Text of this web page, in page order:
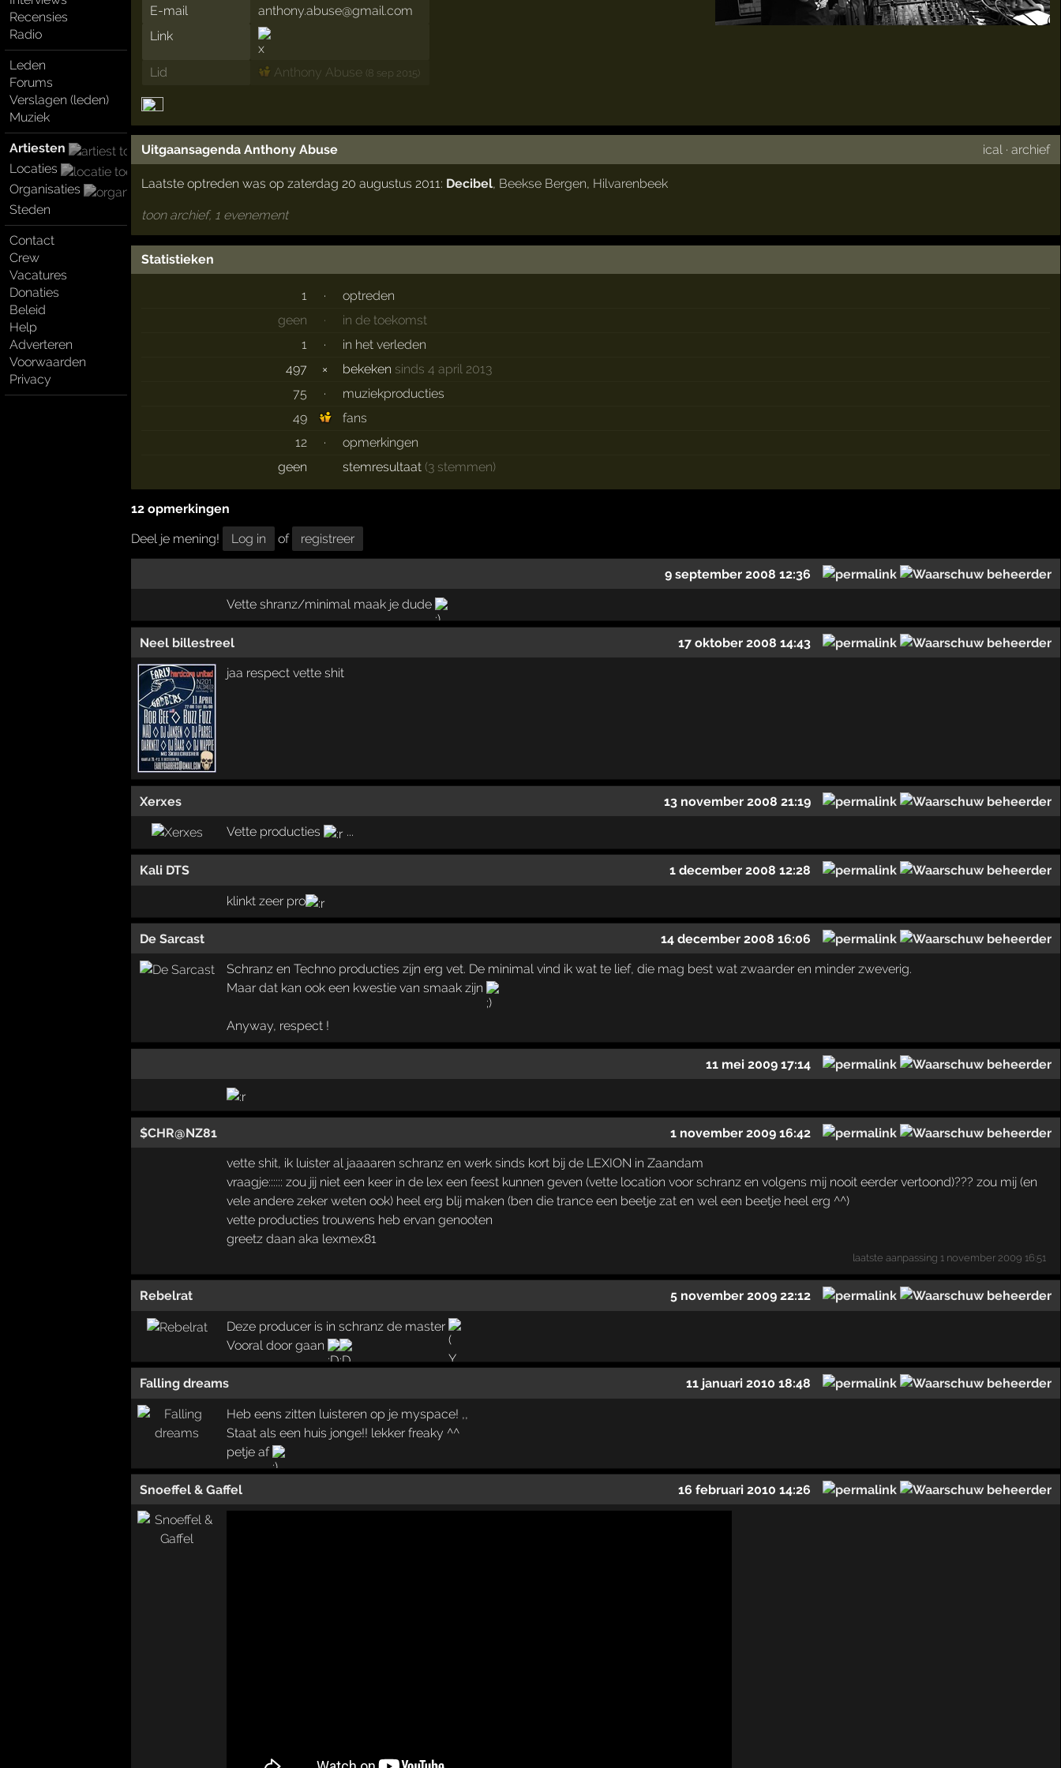
Recensies
Radio
Leden
Forums
Verslagen (leden)
Muziek
Artiesten
Locaties
Organisaties
Steden
Contact
Crew
Vacatures
Donaties
Beleid
Help
Adverteren
Voorwaarden
Privacy
E-mail
anthony.abuse@gmail.com
Link
Lid Anthony Abuse (8 sep 2015)
Uitgaansagenda Anthony Abuse ical ·archief
Laatste optreden was op zaterdag 20 augustus 2011: Decibel, Beekse Bergen, Hilvarenbeek
toon archief, 1 evenement
Statistieken
1 ·
optreden
geen
·
in de toekomst
1
·
in het verleden
497
× bekeken sinds 4 april 2013
75
·
muziekproducties
49
fans
12
·
opmerkingen
geen
stemresultaat (3 stemmen)
12 opmerkingen
Deel je mening!
Log in of registreer
9 september 2008 12:36
Vette shranz/minimal maak je dude
Neel billestreel 17 oktober 2008 14:43
jaa respect vette shit
Xerxes 13 november 2008 21:19
Vette producties ...
Kali DTS 1 december 2008 12:28
klinkt zeer pro
De Sarcast 14 december 2008 16:06
Schranz en Techno producties zijn erg vet. De minimal vind ik wat te lief, die mag best wat zwaarder en minder zweverig.
Maar dat kan ook een kwestie van smaak zijn
Anyway, respect !
11 mei 2009 17:14
$CHR@NZ81 1 november 2009 16:42
vette shit, ik luister al jaaaaren schranz en werk sinds kort bij de LEXION in Zaandam
vraagje:::::: zou jij niet een keer in de lex een feest kunnen geven (vette location voor schranz en volgens mij nooit eerder vertoond)??? zou mij (en
vele andere zeker weten ook) heel erg blij maken (ben die trance een beetje zat en wel een beetje heel erg ^^)
vette producties trouwens heb ervan genooten
greetz daan aka lexmex81
laatste aanpassing 1 november 2009 16:51
Rebelrat 5 november 2009 22:12
Deze producer is in schranz de master
Vooral door gaan
Falling dreams 11 januari 2010 18:48
Heb eens zitten luisteren op je myspace! ,,
Staat als een huis jonge!! lekker freaky ^^
petje af
Snoeffel & Gaffel 16 februari 2010 14:26